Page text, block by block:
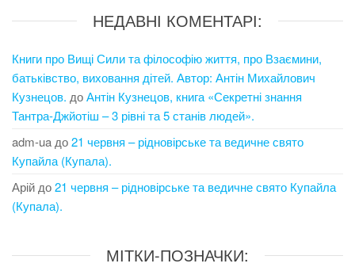
НЕДАВНІ КОМЕНТАРІ:
Книги про Вищі Сили та філософію життя, про Взаємини,
батьківство, виховання дітей. Автор: Антін Михайлович
Кузнецов. доАнтін Кузнецов, книга «Секретні знання
Тантра-Джйотіш – 3 рівні та 5 станів людей».
adm-ua до21 червня – рідновірське та ведичне свято
Купайла (Купала).
Арій до21 червня – рідновірське та ведичне свято Купайла
(Купала).
МІТКИ-ПОЗНАЧКИ: